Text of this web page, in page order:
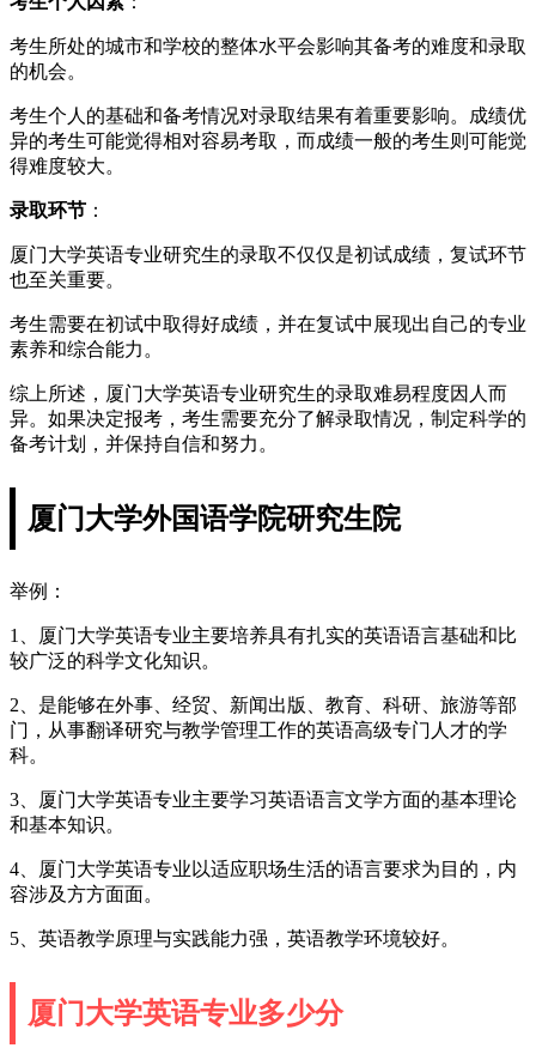
考生所处的城市和学校的整体水平会影响其备考的难度和录取
的机会。
考生个人的基础和备考情况对录取结果有着重要影响。成绩优
异的考生可能觉得相对容易考取，而成绩一般的考生则可能觉
得难度较大。
录取环节 ：
厦门大学英语专业研究生的录取不仅仅是初试成绩，复试环节
也至关重要。
考生需要在初试中取得好成绩，并在复试中展现出自己的专业
素养和综合能力。
综上所述，厦门大学英语专业研究生的录取难易程度因人而
异。如果决定报考，考生需要充分了解录取情况，制定科学的
备考计划，并保持自信和努力。
厦门大学外国语学院研究生院
举例：
1、厦门大学英语专业主要培养具有扎实的英语语言基础和比
较广泛的科学文化知识。
2、是能够在外事、经贸、新闻出版、教育、科研、旅游等部
门，从事翻译研究与教学管理工作的英语高级专门人才的学
科。
3、厦门大学英语专业主要学习英语语言文学方面的基本理论
和基本知识。
4、厦门大学英语专业以适应职场生活的语言要求为目的，内
容涉及方方面面。
5、英语教学原理与实践能力强，英语教学环境较好。
厦门大学英语专业多少分